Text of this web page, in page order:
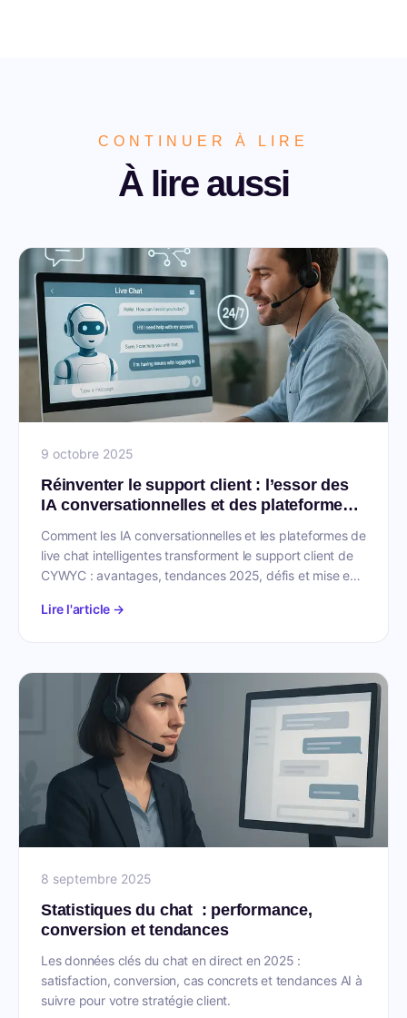
CONTINUER À LIRE
À lire aussi
9 octobre 2025
Réinventer le support client : l’essor des
IA conversationnelles et des plateformes
Comment les IA conversationnelles et les plateformes de
live chat intelligentes transforment le support client de
CYWYC : avantages, tendances 2025, défis et mise en
Lire l'article →
8 septembre 2025
Statistiques du chat : performance,
conversion et tendances
Les données clés du chat en direct en 2025 :
satisfaction, conversion, cas concrets et tendances AI à
suivre pour votre stratégie client.